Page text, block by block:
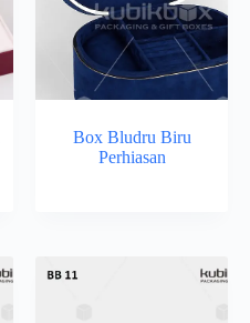
Box Bludru Biru
Perhiasan